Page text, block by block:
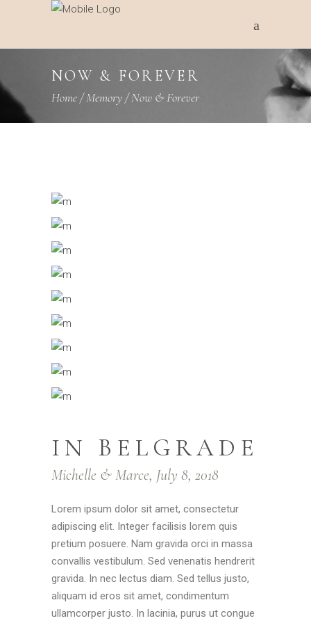
NOW & FOREVER
Home/Memory/Now & Forever
IN BELGRADE
Michelle & Marce, July 8, 2018
Lorem ipsum dolor sit amet, consectetur
adipiscing elit. Integer facilisis lorem quis
pretium posuere. Nam gravida orci in massa
convallis vestibulum. Sed venenatis hendrerit
gravida. In nec lectus diam. Sed tellus justo,
aliquam id eros sit amet, condimentum
ullamcorper justo. In lacinia, purus ut congue